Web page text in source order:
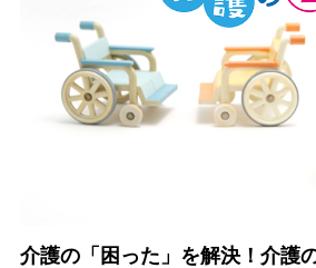
介護の「困った」を解決！介護